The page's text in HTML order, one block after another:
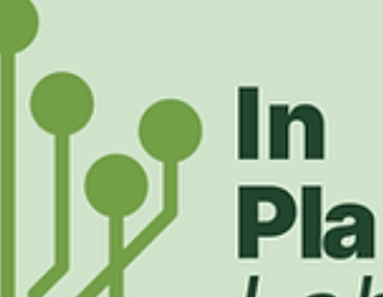
Σχεδιασμό μέσω του Narralive Storymaker
εργαστήρια απευθύνονται σε νέους και
αλλαγή, τη βιωσιμότητα των πόλεων, τον
συμμετοχικό σχεδιασμό και τη δημιουργική
αξιοποίηση